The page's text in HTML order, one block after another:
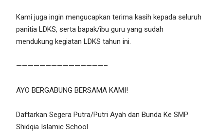
Kami juga ingin mengucapkan terima kasih kepada seluruh
panitia LDKS, serta bapak/ibu guru yang sudah
mendukung kegiatan LDKS tahun ini.
———————————————–
AYO BERGABUNG BERSAMA KAMI!
Daftarkan Segera Putra/Putri Ayah dan Bunda Ke SMP
Shidqia Islamic School